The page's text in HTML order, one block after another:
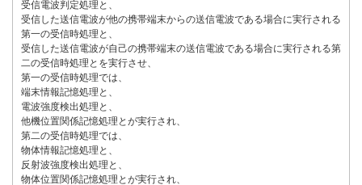
受信電波判定処理と、
受信した送信電波が他の携帯端末からの送信電波である場合に実行される
第一の受信時処理と、
受信した送信電波が自己の携帯端末の送信電波である場合に実行される第
二の受信時処理とを実行させ、
第一の受信時処理では、
端末情報記憶処理と、
電波強度検出処理と、
他機位置関係記憶処理とが実行され、
第二の受信時処理では、
物体情報記憶処理と、
反射波強度検出処理と、
物体位置関係記憶処理とが実行され、